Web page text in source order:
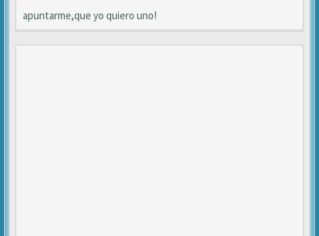
apuntarme,que yo quiero uno!